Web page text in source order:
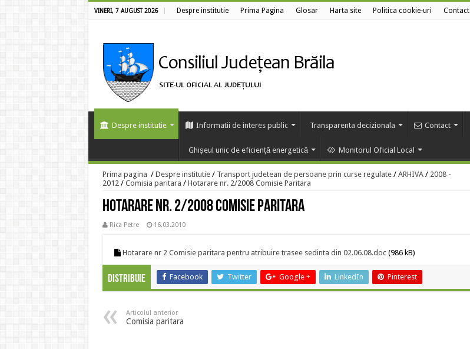
VINERI, 7 AUGUST 2026 Despre institutie Prima Pagina Glosar Harta site Politica cookie-uri Contact
Despre institutie Informatii de interes public Transparenta decizionala Contact
Ghișeul unic de eficiență energetică Monitorul Oficial Local
Prima pagina / Despre institutie / Transport judetean de persoane prin curse regulate / ARHIVA / 2008 -
2012 / Comisia paritara / Hotarare nr. 2/2008 Comisie Paritara
Hotarare nr. 2/2008 Comisie Paritara
Rica Petre 16.03.2010
Hotarare nr 2 Comisie paritara pentru atribuire trasee sedinta din 02.06.08.doc(986 kB)
Distribuie Facebook Twitter Google + LinkedIn Pinterest
Articolul anterior
Comisia paritara